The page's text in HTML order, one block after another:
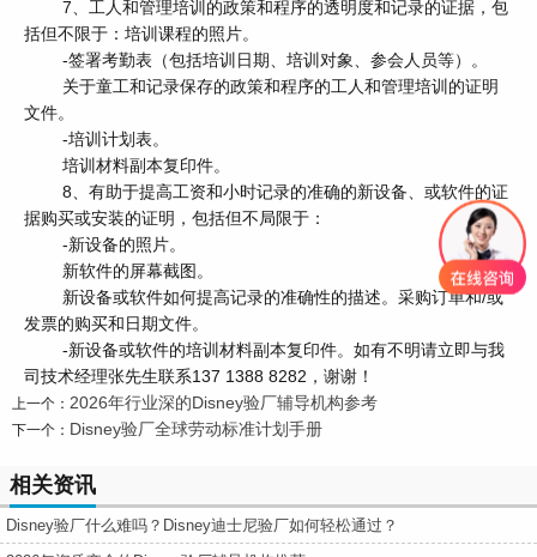
7、工人和管理培训的政策和程序的透明度和记录的证据，包
括但不限于：培训课程的照片。
-签署考勤表（包括培训日期、培训对象、参会人员等）。
关于童工和记录保存的政策和程序的工人和管理培训的证明
文件。
-培训计划表。
培训材料副本复印件。
8、有助于提高工资和小时记录的准确的新设备、或软件的证
据购买或安装的证明，包括但不局限于：
-新设备的照片。
新软件的屏幕截图。
新设备或软件如何提高记录的准确性的描述。采购订单和/或
发票的购买和日期文件。
-新设备或软件的培训材料副本复印件。如有不明请立即与我
司技术经理张先生联系137 1388 8282，谢谢！
上一个： 2026年行业深的Disney验厂辅导机构参考
下一个： Disney验厂全球劳动标准计划手册
相关资讯
Disney验厂什么难吗？Disney迪士尼验厂如何轻松通过？